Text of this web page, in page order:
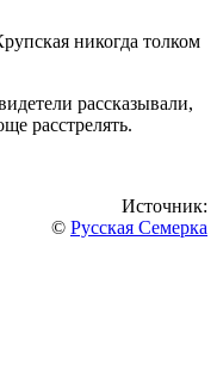
никогда толком
рассказывали,
расстрелять.
Источник:
© Русская Семерка